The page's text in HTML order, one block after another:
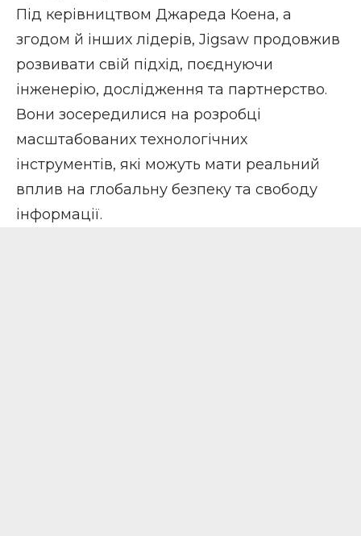
Під керівництвом Джареда Коена, а
згодом й інших лідерів, Jigsaw продовжив
розвивати свій підхід, поєднуючи
інженерію, дослідження та партнерство.
Вони зосередилися на розробці
масштабованих технологічних
інструментів, які можуть мати реальний
вплив на глобальну безпеку та свободу
інформації.